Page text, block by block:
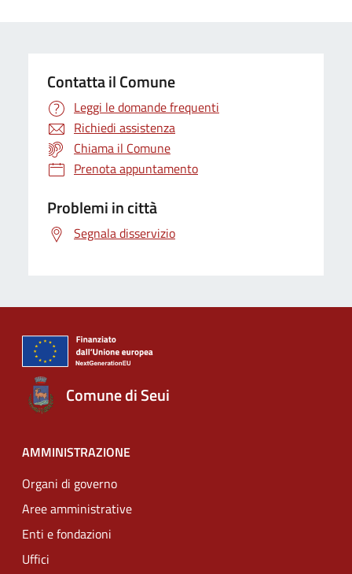
Contatta il Comune
Leggi le domande frequenti
Richiedi assistenza
Chiama il Comune
Prenota appuntamento
Problemi in città
Segnala disservizio
Comune di Seui
AMMINISTRAZIONE
Organi di governo
Aree amministrative
Enti e fondazioni
Uffici